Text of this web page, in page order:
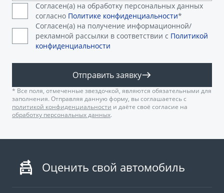
Согласен(а) на обработку персональных данных
согласно Политике конфиденциальности*
Согласен(а) на получение информационной/
рекламной рассылки в соответствии с Политикой
конфиденциальности
Отправить заявку
* Все поля, отмеченные звездочкой, являются обязательными для
заполнения. Отправляя данную форму, вы соглашаетесь с
политикой конфиденциальности и даёте своё согласие на
обработку персональных данных.
Оценить свой автомобиль